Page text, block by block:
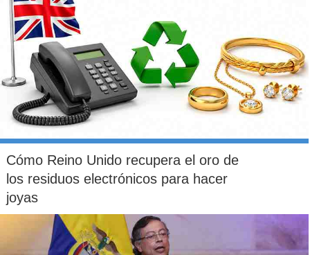
Cómo Reino Unido recupera el oro de
los residuos electrónicos para hacer
joyas